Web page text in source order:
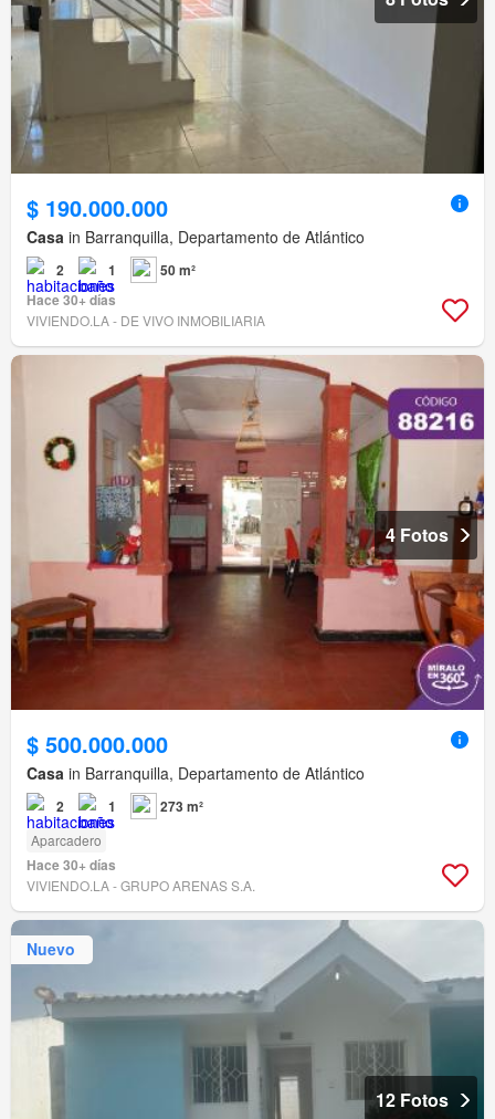
$ 190.000.000
Casa in Barranquilla, Departamento de Atlántico
2 1
50 m²
Hace 30+ días
VIVIENDO.LA - DE VIVO INMOBILIARIA
4 Fotos
$ 500.000.000
Casa in Barranquilla, Departamento de Atlántico
2 1 273 m²
Aparcadero
Hace 30+ días
VIVIENDO.LA - GRUPO ARENAS S.A.
Nuevo
12 Fotos